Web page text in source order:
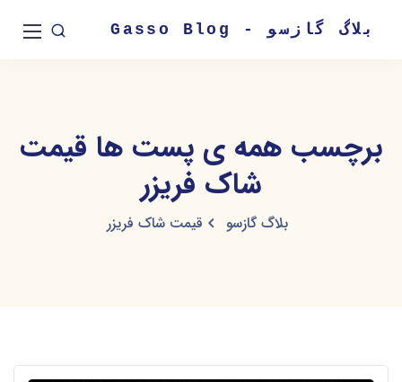
بلاگ گازسو - Gasso Blog
برچسب همه ی پست ها قیمت
شاک فریزر
بلاگ گازسو قیمت شاک فریزر